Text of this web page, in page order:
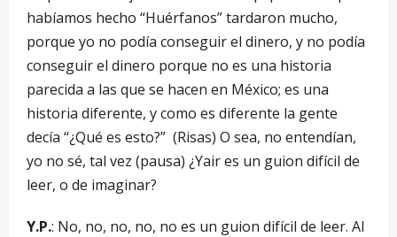
habíamos hecho “Huérfanos” tardaron mucho,
porque yo no podía conseguir el dinero, y no podía
conseguir el dinero porque no es una historia
parecida a las que se hacen en México; es una
historia diferente, y como es diferente la gente
decía “¿Qué es esto?” (Risas) O sea, no entendían,
yo no sé, tal vez (pausa) ¿Yair es un guion difícil de
leer, o de imaginar?
Y.P.: No, no, no, no, no es un guion difícil de leer. Al